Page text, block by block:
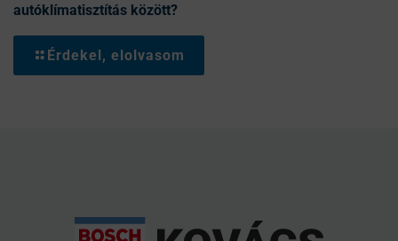
autóklímatisztítás között?
Érdekel, elolvasom